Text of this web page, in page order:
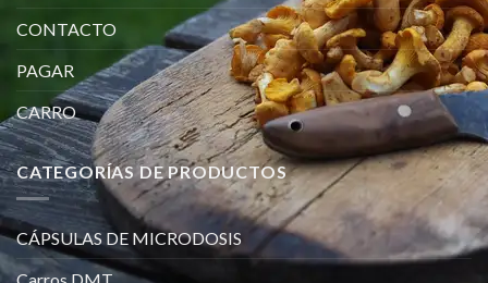
CONTACTO
PAGAR
CARRO
CATEGORÍAS DE PRODUCTOS
CÁPSULAS DE MICRODOSIS
Carros DMT